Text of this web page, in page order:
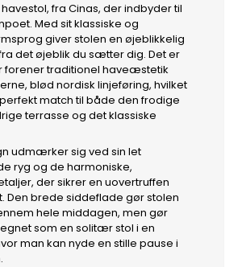
fra Cinas, der indbyder til
Med sit klassiske og
giver stolen en øjeblikkelig
det øjeblik du sætter dig. Det er
forener traditionel haveæstetik
blød nordisk linjeføring, hvilket
match til både den frodige
terrasse og det klassiske
udmærker sig ved sin let
ryg og de harmoniske,
der sikrer en uovertruffen
Den brede siddeflade gør stolen
hele middagen, men gør
som en solitær stol i en
man kan nyde en stille pause i